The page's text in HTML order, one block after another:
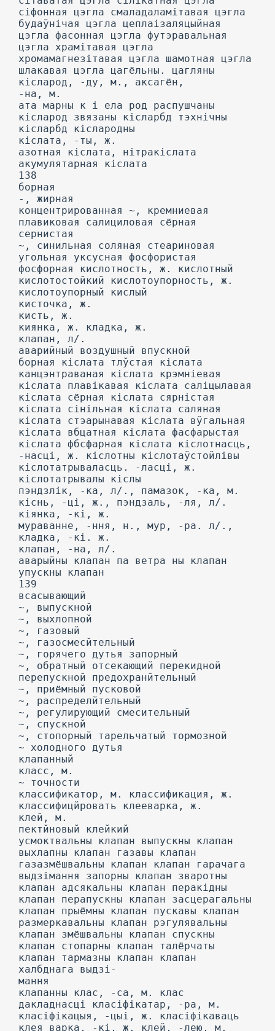
сіфонная цэгла смаладаламітавая цэгла
будаўнічая цэгла цеплаізаляцыйная
цэгла фасонная цэгла футэравальная
цэгла храмітавая цэгла
хромамагнезітавая цэгла шамотная цэгла
шлакавая цэгла цагёльны. цагляны
кісларод, -ду, м., аксагён,
-на, м.
ата марны к і ела род распушчаны
кісларод звязаны кісларбд тэхнічны
кісларбд кіслародны
кіслата, -ты, ж.
азотная кіслата, нітракіслата
акумулятарная кіслата
138
борная
-, жирная
концентрированная ~, кремниевая
плавиковая салициловая сёрная
сернистая
~, синильная соляная стеариновая
угольная уксусная фосфористая
фосфорная кислотность, ж. кислотный
кислотостойкий кислотоупорность, ж.
кислотоупорный кислый
кисточка, ж.
кисть, ж.
киянка, ж. кладка, ж.
клапан, л/.
аварийный воздушный впускной
борная кіслата тлўстая кіслата
канцэнтраваная кіслата крэмніевая
кіслата плавікавая кіслата саліцылавая
кіслата сёрная кіслата сярністая
кіслата сінільная кіслата саляная
кіслата стэарынавая кіслата вўгальная
кіслата вбцатная кіслата фасфарыстая
кіслата фбсфарная кіслата кіслотнасць,
-насці, ж. кіслотны кіслотаўстойлівы
кіслотатрываласць. -ласці, ж.
кіслотатрывалы кіслы
пэндзлік, -ка, л/., памазок, -ка, м.
кіснь, -ці, ж., пэндзаль, -ля, л/.
кіянка, -кі, ж.
мураванне, -ння, н., мур, -ра. л/.,
кладка, -кі. ж.
клапан, -на, л/.
аварыйны клапан па ветра ны клапан
упускны клапан
139
всасывающий
~, выпускной
~, выхлопной
~, газовый
~, газосмесйтельный
~, горячего дутья запорный
~, обратный отсекающий перекидной
перепускной предохранйтельный
~, приёмный пусковой
~, распределйтельный
~, регулирующий смесительный
~, спускной
~, стопорный тарельчатый тормозной
~ холодного дутья
клапанный
класс, м.
~ точности
классификатор, м. классификация, ж.
классифицйровать клееварка, ж.
клей, м.
пектйновый клейкий
усмоктвальны клапан выпускны клапан
выхлапны клапан газавы клапан
газазмёшвальны клапан клапан гарачага
выдзімання запорны клапан зваротны
клапан адсякальны клапан перакідны
клапан перапускны клапан засцерагальны
клапан прыёмны клапан пускавы клапан
размеркавальны клапан рэгулявальны
клапан змёшвальны клапан спускны
клапан стопарны клапан талёрчаты
клапан тармазны клапан клапан
халбднага выдзі-
мання
клапанны клас, -са, м. клас
дакладнасці класіфікатар, -ра, м.
класіфікацыя, -цыі, ж. класіфікаваць
клея варка, -кі, ж. клей, -лею, м.